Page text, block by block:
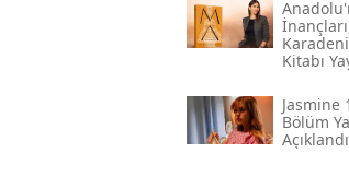
Kitabı
Jasmine
Bölüm
Açıklandı